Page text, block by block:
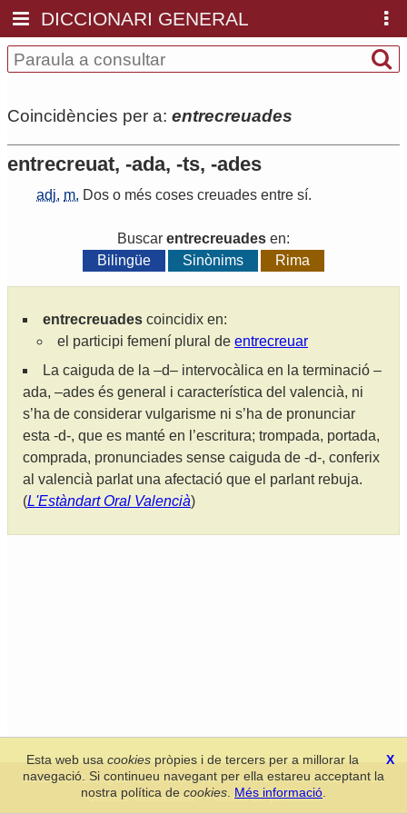
DICCIONARI GENERAL
Coincidències per a: entrecreuades
entrecreuat, -ada, -ts, -ades
adj. m. Dos o més coses creuades entre sí.
Buscar entrecreuades en:
Bilingüe
Sinònims Rima
entrecreuades coincidix en:
el participi femení plural de entrecreuar
La caiguda de la –d– intervocàlica en la terminació –
ada, –ades és general i característica del valencià, ni
s’ha de considerar vulgarisme ni s’ha de pronunciar
esta -d-, que es manté en l’escritura; trompada, portada,
comprada, pronunciades sense caiguda de -d-, conferix
al valencià parlat una afectació que el parlant rebuja.
(L'Estàndart Oral Valencià)
Secció de Llengua i Lliteratura Valencianes-Real Acadèmia de
Cultura Valenciana-Política de privacitat
X
Esta web usacookies pròpies i de tercers per a millorar la
navegació. Si continueu navegant per ella estareu acceptant la
nostra política de cookies Més informació